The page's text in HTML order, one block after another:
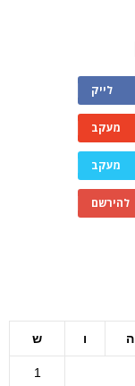
לייק
מעקב
מעקב
להירשם
ה ו ש
1